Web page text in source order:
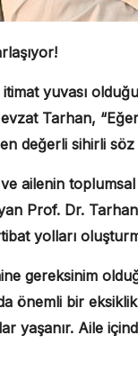
yuvası
Tarhan,
değerli sihirli söz
ailenin
Prof. Dr.
yolları
gereksinim
önemli bir
yaşanır. Aile